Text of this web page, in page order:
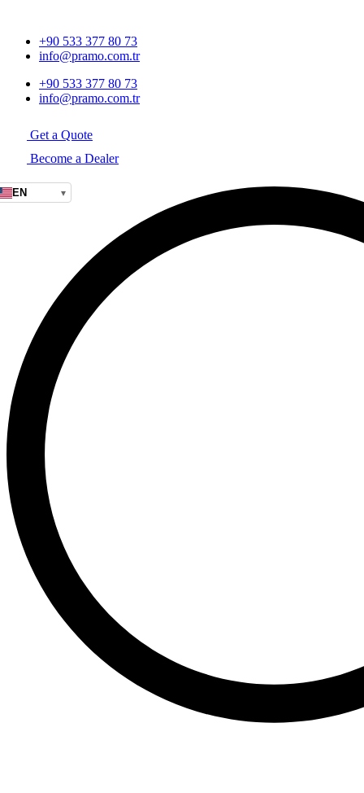
+90 533 377 80 73
info@pramo.com.tr
+90 533 377 80 73
info@pramo.com.tr
Get a Quote
Become a Dealer
EN ▾